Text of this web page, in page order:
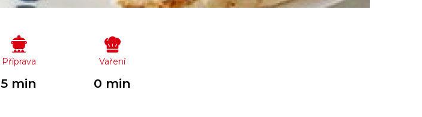
Příprava
5 min
Vaření
0 min